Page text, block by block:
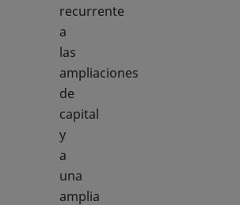
recurrente
a
las
ampliaciones
de
capital
y
a
una
amplia